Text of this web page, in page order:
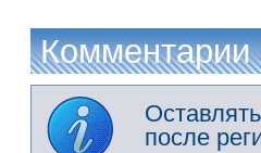
Комментарии
после